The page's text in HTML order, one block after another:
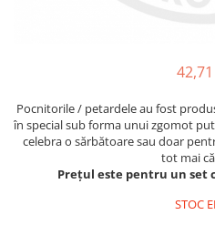
Pocnitorile / petardele au fost
în special sub forma unui zgomot
celebra o sărbătoare sau doar
tot mai
Prețul este pentru un set
STOC